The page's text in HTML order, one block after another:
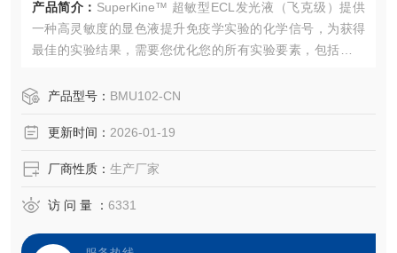
产品简介： SuperKine™ 超敏型ECL发光液（飞克级）提供
一种高灵敏度的显色液提升免疫学实验的化学信号，为获得
最佳的实验结果，需要您优化您的所有实验要素，包括样品
产品型号： BMU102-CN
更新时间： 2026-01-19
厂商性质： 生产厂家
访 问 量 ： 6331